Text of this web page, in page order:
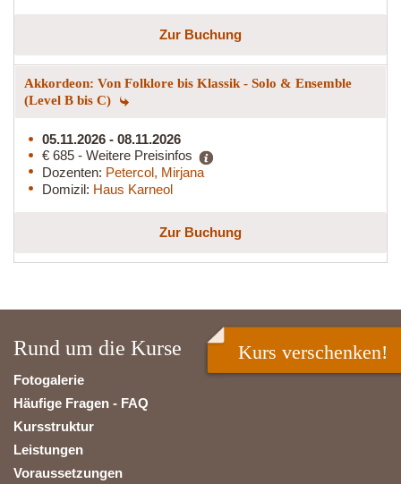
Zur Buchung
Akkordeon: Von Folklore bis Klassik - Solo & Ensemble
(Level B bis C)
05.11.2026 - 08.11.2026
€ 685 - Weitere Preisinfos
Dozenten: Petercol, Mirjana
Domizil: Haus Karneol
Zur Buchung
Rund um die Kurse
Fotogalerie
Häufige Fragen - FAQ
Kursstruktur
Leistungen
Voraussetzungen
Kurs verschenken!